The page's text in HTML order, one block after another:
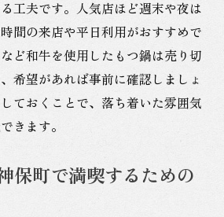
工夫です。人気店ほど週末や夜は
間の来店や平日利用がおすすめで
ど和牛を使用したもつ鍋は売り切
希望があれば事前に確認しましょ
ておくことで、落ち着いた雰囲気
きます。
保町で満喫するための